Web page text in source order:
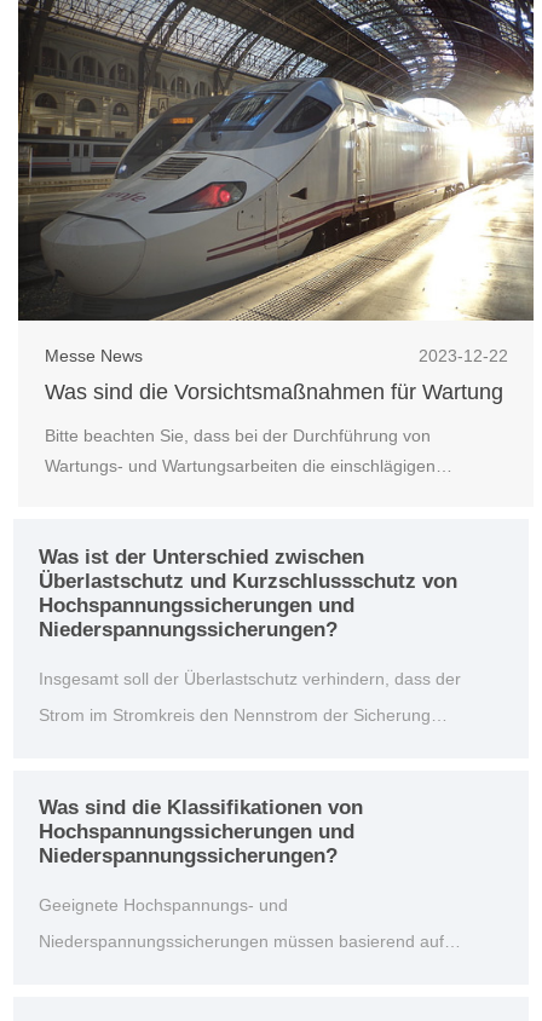
Auswahl von Sicherungen sollten Faktoren wie
Nennspannung, Nennstrom, Schmelzkapazität und
Installationsmethode umfassend berücksichtigt werden. Ich
...
Messe News 2023-12-22
Was sind die Vorsichtsmaßnahmen für Wartung
Bitte beachten Sie, dass bei der Durchführung von
Wartungs- und Wartungsarbeiten die einschlägigen
Wartungsvorschläge erforderlich sind, lesen Sie bitte die
Bedienungsanleitung der Sicherung nach oder wenden Si...
Was ist der Unterschied zwischen
Überlastschutz und Kurzschlussschutz von
Hochspannungssicherungen und
Niederspannungssicherungen?
Insgesamt soll der Überlastschutz verhindern, dass der
Strom im Stromkreis den Nennstrom der Sicherung
dem Stromkreis auftritt und den sicheren Betrieb von
elektrischen Geräten und Schaltungen schützt. Beide ...
Was sind die Klassifikationen von
Hochspannungssicherungen und
Niederspannungssicherungen?
Geeignete Hochspannungs- und
Niederspannungssicherungen müssen basierend auf